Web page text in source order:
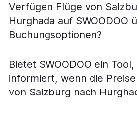
Verfügen Flüge von
Hurghada auf SWOODOO
Buchungsoptionen?
Bietet SWOODOO ein
informiert, wenn die
von Salzburg nach